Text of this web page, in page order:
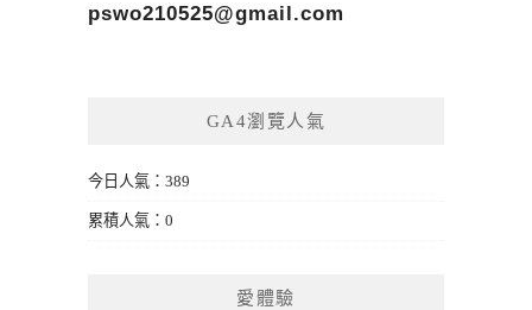
pswo210525@gmail.com
GA4瀏覽人氣
今日人氣：389
累積人氣：0
愛體驗